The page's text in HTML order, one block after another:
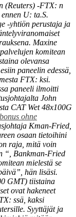
(Reuters) -FTX: n
U: ta.S.
-yhtiön perustaja ja
Maxine
komitean
olevansa
paneelin edessä,
FTX: ksi.
paneeli ilmoitti
John
CAT Wet 48x100G
ohne
Kman-Fried,
osaan tietoihini
raja, mitä voin
“, Bankman-Fried
mielestä se
hän lisäsi.
GMT) tiistaina
ovat hakeneet
ssä, kaksi
Syyttäjät ja